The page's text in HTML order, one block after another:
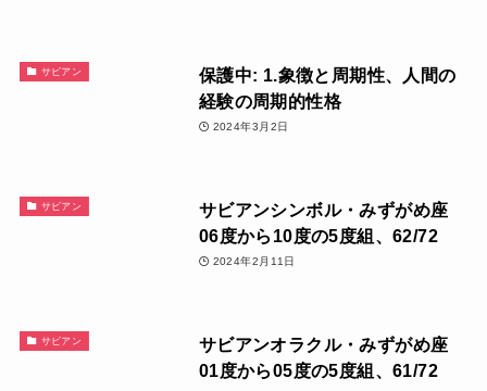
サビアン
保護中: 1.象徴と周期性、人間の
経験の周期的性格
2024年3月2日
サビアン
サビアンシンボル・みずがめ座
06度から10度の5度組、62/72
2024年2月11日
サビアン
サビアンオラクル・みずがめ座
01度から05度の5度組、61/72